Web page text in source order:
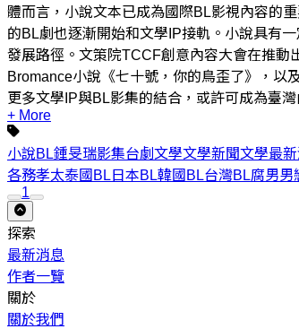
體而言，小說文本已成為國際BL影視內容的
的BL劇也逐漸開始和文學IP接軌。小說具有
發展路徑。文策院TCCF創意內容大會在推動
Bromance小說《七十號，你的鳥歪了》，以
更多文學IP與BL影集的結合，或許可成為臺
+ More
小說BL鍾旻瑞影集台劇 文學文學新聞文學最
各務孝太泰國BL 日本BL韓國BL台灣BL腐男男
1
探索
最新消息
作者一覽
關於
關於我們